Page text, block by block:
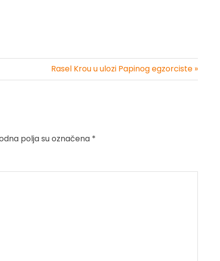
Rasel Krou u ulozi Papinog egzorciste »
polja su označena *